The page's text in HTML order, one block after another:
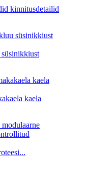
kinnitusdetailid
kaela